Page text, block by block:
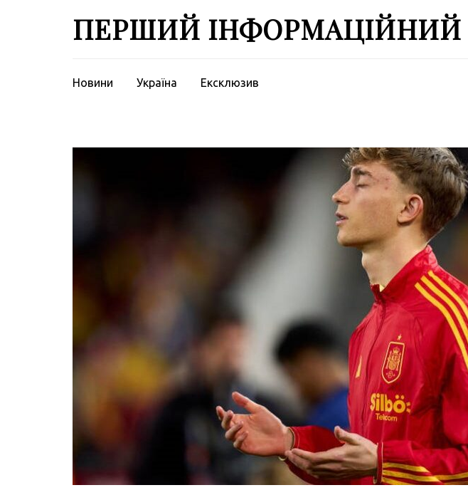
ПЕРШИЙ ІНФОРМАЦІЙНИЙ
Новини Україна Ексклюзив